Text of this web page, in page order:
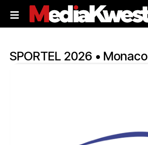
SPORTEL 2026 • Monaco